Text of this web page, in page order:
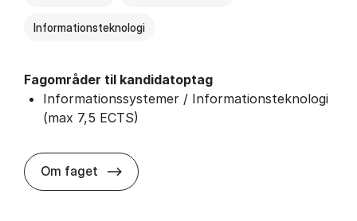
Informationsteknologi
Fagområder til kandidatoptag
Informationssystemer / Informationsteknologi
(max 7,5 ECTS)
Om faget about